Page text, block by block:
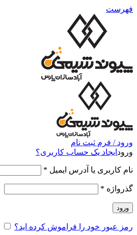
فهرست
ورود / فرم ثبت نام
ورود ایجاد یک حساب کاربری؟
نام کاربری یا آدرس ایمیل *
گذرواژه *
ورود
رمز عبور خود را فراموش کرده اید؟